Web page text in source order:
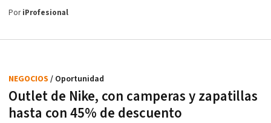
PoriProfesional
Outlet de Nike, con camperas y zapatillas
hasta con 45% de descuento
NEGOCIOS / Oportunidad